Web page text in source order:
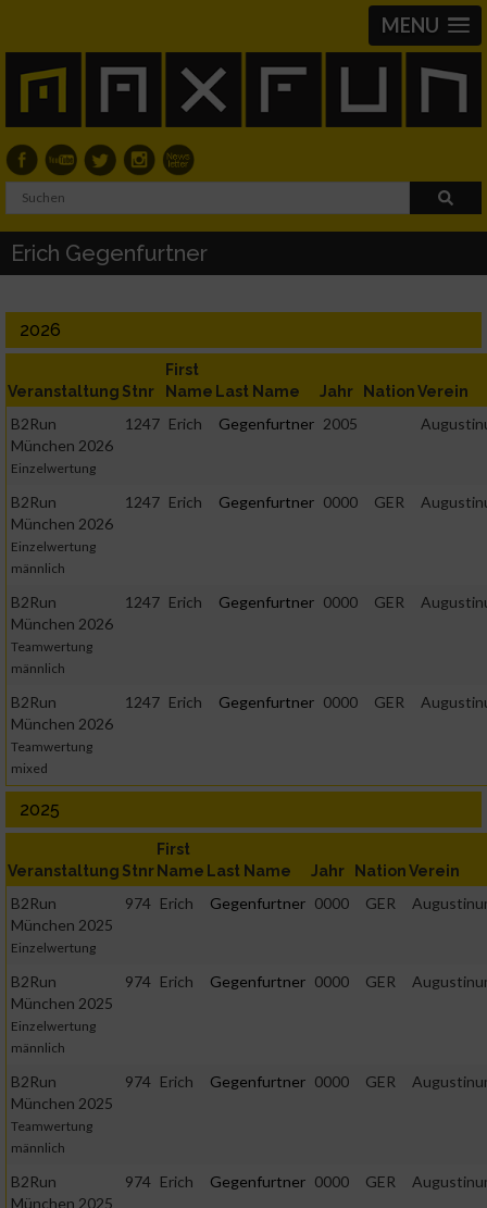
MENU
Erich Gegenfurtner
2026
Veranstaltung Stnr
First
Name Last Name Jahr NationVerein
B2Run
München 2026
Einzelwertung
1247 Erich Gegenfurtner 2005
B2Run
München 2026
Einzelwertung
männlich
1247 Erich Gegenfurtner 0000 GER
B2Run
München 2026
Teamwertung
männlich
1247 Erich Gegenfurtner 0000 GER
B2Run
München 2026
Teamwertung
mixed
1247 Erich Gegenfurtner 0000 GER
2025
Veranstaltung Stnr
First
Name Last Name Jahr NationVerein
B2Run
München 2025
Einzelwertung
974 Erich Gegenfurtner 0000 GER
B2Run
München 2025
Einzelwertung
männlich
974 Erich Gegenfurtner 0000 GER
B2Run
München 2025
Teamwertung
männlich
974 Erich Gegenfurtner 0000 GER
B2Run
München 2025
974 Erich Gegenfurtner 0000 GER